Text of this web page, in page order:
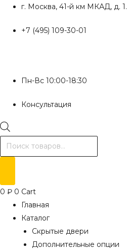
Перейти
содержимому
г. Москва, 41-й км МКАД, д. 1.
+7 (495) 109-30-01
Пн-Вс 10:00-18:30
Консультация
Поиск
товаров
0 ₽ 0 Cart
Главная
Каталог
Скрытые двери
Дополнительные опции